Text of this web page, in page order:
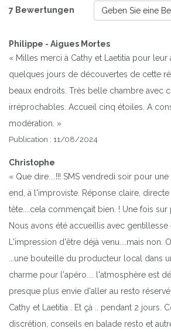
Previous
7 Bewertungen Geben Sie eine
Philippe - Aigues Mortes
« Milles merci à Cathy et Laetitia pour
quelques jours de découvertes de cette
beaux endroits. Très belle chambre avec
irréprochables. Accueil cinq étoiles. A
modération. »
Publication : 11/08/2024
Christophe
« Que dire....!!! SMS vendredi soir pour
end, à l'improviste. Réponse claire,
tête....cela commençait bien. ! Une fois sur
Nous avons été accueillis avec gentillesse
L'impression d'être déjà venu....mais non.
...une bouteille du producteur local dans
charme pour l'apéro.... l'atmosphère est
presque plus envie d'aller au resto
Cathy et Laetitia . Et çà .. pendant 2 jours.
discrétion, conseils en balade resto et